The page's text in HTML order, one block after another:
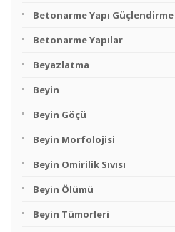
Betonarme Yapı Güçlendirme
Betonarme Yapılar
Beyazlatma
Beyin
Beyin Göçü
Beyin Morfolojisi
Beyin Omirilik Sıvısı
Beyin Ölümü
Beyin Tümorleri